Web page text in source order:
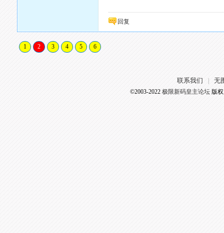
回复
1 2 3 4 5 6
联系我们 无
©2003-2022 极限新码皇主论坛版权